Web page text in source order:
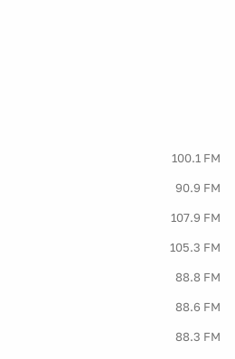
100.1 FM
90.9 FM
107.9 FM
105.3 FM
88.8 FM
88.6 FM
88.3 FM